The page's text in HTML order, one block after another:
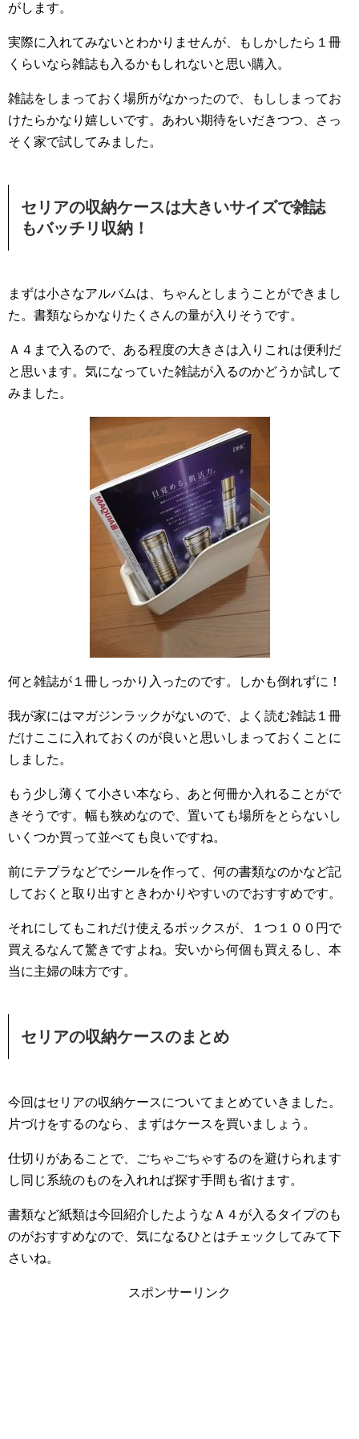
がします。
実際に入れてみないとわかりませんが、もしかしたら１冊
くらいなら雑誌も入るかもしれないと思い購入。
雑誌をしまっておく場所がなかったので、もししまってお
けたらかなり嬉しいです。あわい期待をいだきつつ、さっ
そく家で試してみました。
セリアの収納ケースは大きいサイズで雑誌
もバッチリ収納！
まずは小さなアルバムは、ちゃんとしまうことができまし
た。書類ならかなりたくさんの量が入りそうです。
Ａ４まで入るので、ある程度の大きさは入りこれは便利だ
と思います。気になっていた雑誌が入るのかどうか試して
みました。
何と雑誌が１冊しっかり入ったのです。しかも倒れずに！
我が家にはマガジンラックがないので、よく読む雑誌１冊
だけここに入れておくのが良いと思いしまっておくことに
しました。
もう少し薄くて小さい本なら、あと何冊か入れることがで
きそうです。幅も狭めなので、置いても場所をとらないし
いくつか買って並べても良いですね。
前にテプラなどでシールを作って、何の書類なのかなど記
しておくと取り出すときわかりやすいのでおすすめです。
それにしてもこれだけ使えるボックスが、１つ１００円で
買えるなんて驚きですよね。安いから何個も買えるし、本
当に主婦の味方です。
セリアの収納ケースのまとめ
今回はセリアの収納ケースについてまとめていきました。
片づけをするのなら、まずはケースを買いましょう。
仕切りがあることで、ごちゃごちゃするのを避けられます
し同じ系統のものを入れれば探す手間も省けます。
書類など紙類は今回紹介したようなＡ４が入るタイプのも
のがおすすめなので、気になるひとはチェックしてみて下
さいね。
スポンサーリンク